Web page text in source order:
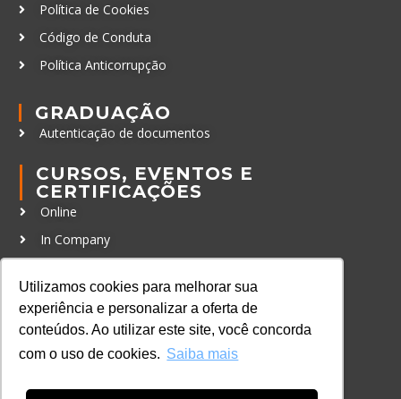
Utilizamos cookies para melhorar sua
experiência e personalizar a oferta de
conteúdos. Ao utilizar este site, você concorda
com o uso de cookies. Saiba mais
Política de Cookies
Código de Conduta
Política Anticorrupção
GRADUAÇÃO
Autenticação de documentos
CURSOS, EVENTOS E
CERTIFICAÇÕES
Online
In Company
Certificações
CONTATO
+55 11 3259-2837